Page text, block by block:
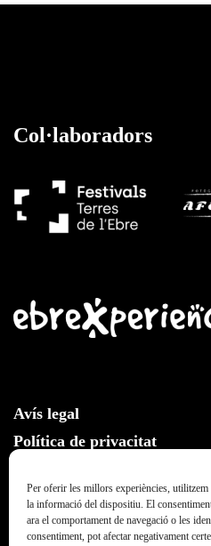
Per oferir les millors experiències, utilitzem
la informació del dispositiu. El
ara el comportament de navegació o les
consentiment, pot afectar negativament
Col·laboradors
Avís legal
Política de privacitat